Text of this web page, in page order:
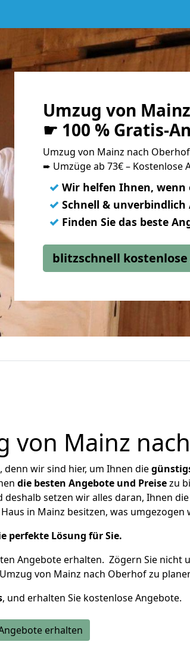
Umzug von
☛ 100 % Gratis-
Umzug von Mainz nach
➨ Umzüge ab 73€ – Kostenlose
✓ Wir helfen Ihnen, wenn
✓ Schnell &
✓ Finden Sie das beste
blitzschnell
von Mainz
wir sind hier, um Ihnen die
die besten Angebote und Preisezu
setzen wir alles daran, Ihnen
in Mainz besitzen, was umgezogen
perfekte Lösung für Sie.
Angebote erhalten. Zögern Sie nicht
von Mainz nach Oberhof zu
, und erhalten Sie kostenlose Angebote.
erhalten